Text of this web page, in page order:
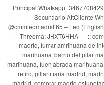
Principal
Secundario AttCliente
@cmmleomadrid.65 – Leo
– Threema: JHXT6HHA—–::
madrid, fumar amrihuana de
marihuana, barrio del pilar
marihuana, fuenlabrada
retiro, pillar maria madrid,
madrid, comprar madrid